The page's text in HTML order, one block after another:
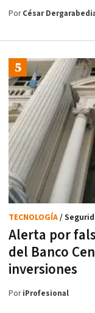
PorCésar
Alerta por
del Banco
inversiones
TECNOLOGÍA/
PoriProfesional